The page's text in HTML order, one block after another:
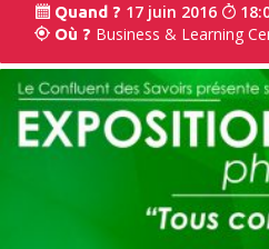
Quand ? 17 juin 2016
Où ? Business & Learning